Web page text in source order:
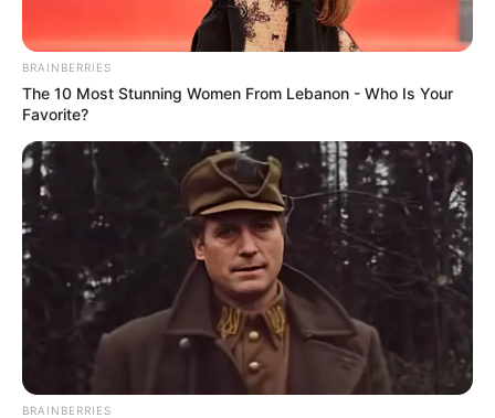
BRAINBERRIES
The 10 Most Stunning Women From Lebanon - Who Is Your
Favorite?
BRAINBERRIES